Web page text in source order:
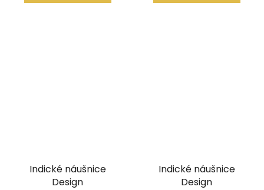
Indické náušnice
Design
Indické náušnice
Design